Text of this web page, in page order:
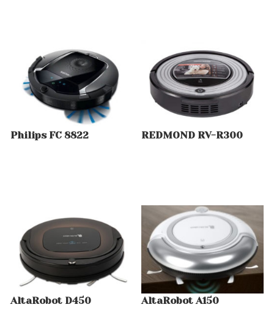
Philips FC 8822 REDMOND RV-R300
AltaRobot D450 AltaRobot A150